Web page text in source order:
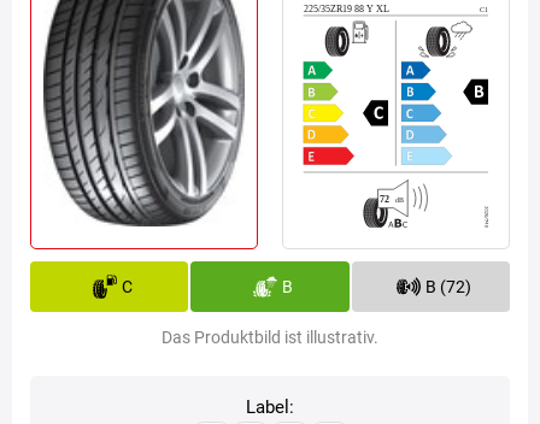
C B B (72)
Das Produktbild ist illustrativ.
Label: